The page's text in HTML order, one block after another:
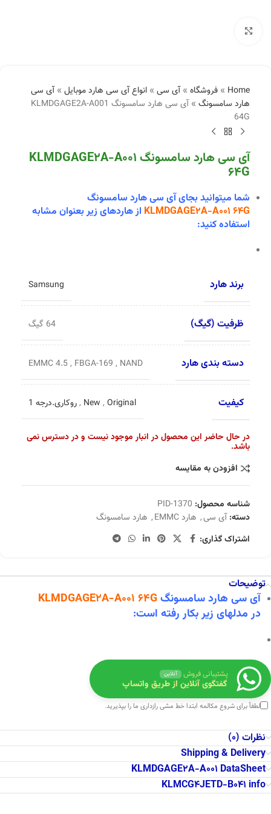
Home
» فروشگاه »آی سی » انواع آی سی هارد موبایل »آی سی
هارد سامسونگ »
آی سی هارد سامسونگ KLMDGAGE2A-A001
64G
آی سی هارد سامسونگ KLMDGAGE2A-A001
64G
شما میتوانید بجای آی سی هارد سامسونگ
KLMDGAGE2A-A001 64G از هاردهای زیر بعنوان مشابه
استفاده کنید:
برند هارد Samsung
ظرفیت (گیگ) 64 گیگ
دسته بندی هارد EMMC 4.5, FBGA-169 , NAND
کیفیت New , Original
,روکاری.درجه 1
در حال حاضر این محصول در انبار موجود نیست و در دسترس نمی
باشد.
افزودن به مقایسه
شناسه محصول: PID-1370
دسته: آی سی, هارد EMMC , هارد سامسونگ
اشتراک گذاری:
توضیحات
آی سی هارد سامسونگKLMDGAGE2A-A001 64G
درمدلهای زیر بکار رفته است:
پشتیبانی فروش آنلاین
گفتگوی آنلاین از طریق واتساپ
لطفاً برای شروع مکالمه ابتداخط مشی رازداری ما را بپذیرید.
نظرات (0)
Shipping & Delivery
KLMDGAGE2A-A001 DataSheet
KLMCG4JETD-B041 info